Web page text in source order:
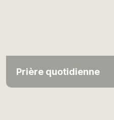
Prière quotidienne